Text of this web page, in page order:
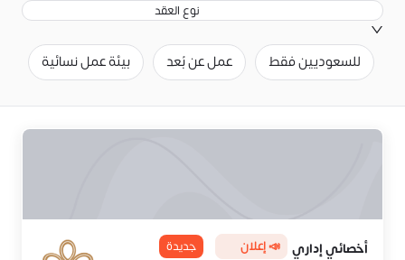
نوع العقد
للسعوديين فقط عمل عن بُعد بيئة عمل نسائية
أخصائي إداري 📣 إعلان جديدة